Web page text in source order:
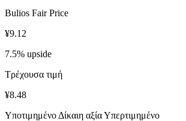
Bulios Fair Price
¥9.12
7.5% upside
Τρέχουσα τιμή
¥8.48
Υποτιμημένο Δίκαιη αξίαΥπερτιμημένο